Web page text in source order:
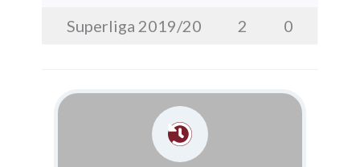
Superliga 2019/20 2 0